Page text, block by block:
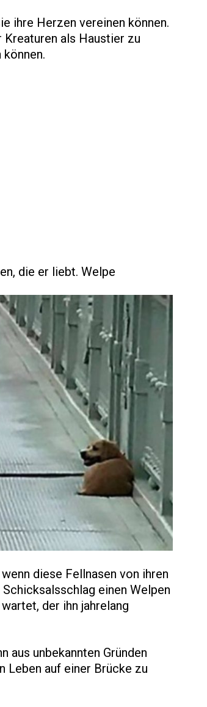
ihre Herzen vereinen können.
Kreaturen als Haustier zu
die er liebt. Welpe
diese Fellnasen von ihren
einen Welpen
der ihn jahrelang
aus unbekannten Gründen
Leben auf einer Brücke zu